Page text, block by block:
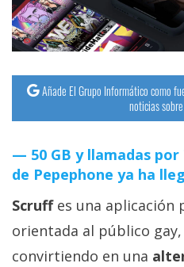
Operadores
Trucos
y
Ciberseguridad
Sistemas
operativos
Añade El Grupo Informático como
noticias
50 GB y llamadas
de Pepephone ya ha
Scruffes una aplicación
orientada al público
convirtiendo en una